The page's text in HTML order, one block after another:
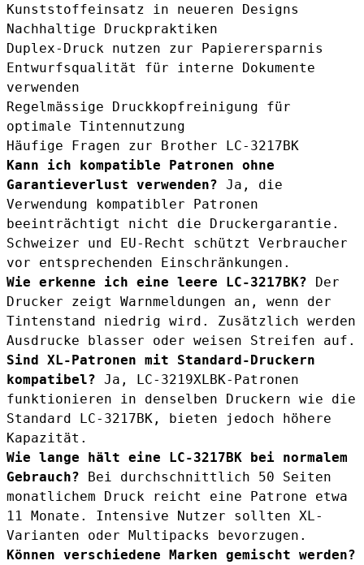
Kunststoffeinsatz in neueren Designs
Nachhaltige Druckpraktiken
Duplex-Druck nutzen zur Papierersparnis
Entwurfsqualität für interne Dokumente
verwenden
Regelmässige Druckkopfreinigung für
optimale Tintennutzung
Häufige Fragen zur Brother LC-3217BK
Kann ich kompatible Patronen ohne
Garantieverlust verwenden? Ja, die
Verwendung kompatibler Patronen
beeinträchtigt nicht die Druckergarantie.
Schweizer und EU-Recht schützt Verbraucher
vor entsprechenden Einschränkungen.
Wie erkenne ich eine leere LC-3217BK? Der
Drucker zeigt Warnmeldungen an, wenn der
Tintenstand niedrig wird. Zusätzlich werden
Ausdrucke blasser oder weisen Streifen auf.
Sind XL-Patronen mit Standard-Druckern
kompatibel? Ja, LC-3219XLBK-Patronen
funktionieren in denselben Druckern wie die
Standard LC-3217BK, bieten jedoch höhere
Kapazität.
Wie lange hält eine LC-3217BK bei normalem
Gebrauch? Bei durchschnittlich 50 Seiten
monatlichem Druck reicht eine Patrone etwa
11 Monate. Intensive Nutzer sollten XL-
Varianten oder Multipacks bevorzugen.
Können verschiedene Marken gemischt werden?